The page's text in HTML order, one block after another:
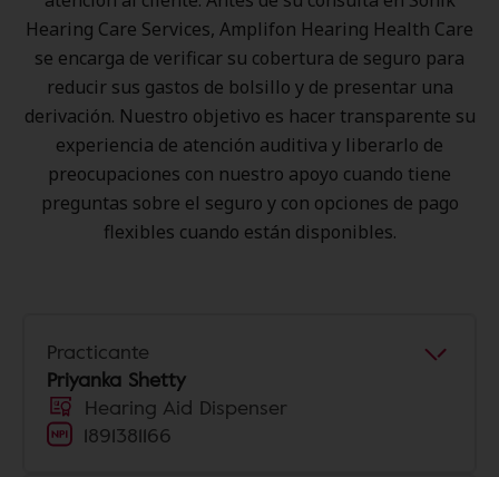
Hearing Care Services, Amplifon Hearing Health Care
se encarga de verificar su cobertura de seguro para
reducir sus gastos de bolsillo y de presentar una
derivación. Nuestro objetivo es hacer transparente su
experiencia de atención auditiva y liberarlo de
preocupaciones con nuestro apoyo cuando tiene
preguntas sobre el seguro y con opciones de pago
flexibles cuando están disponibles.
Practicante
Priyanka Shetty
Hearing Aid Dispenser
1891381166